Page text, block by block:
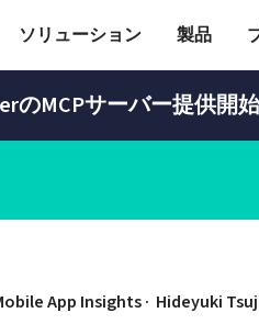
ソリューション 製品
のMCPサーバー提供開始
App Insights · Hideyuki